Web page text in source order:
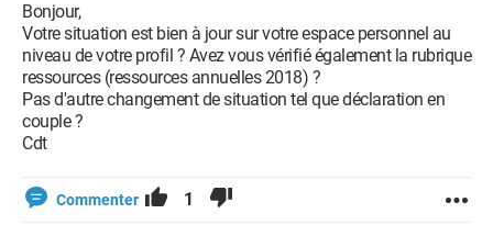
Bonjour,
Votre situation est bien à jour sur votre espace personnel au
niveau de votre profil ? Avez vous vérifié également la rubrique
ressources (ressources annuelles 2018) ?
Pas d'autre changement de situation tel que déclaration en
couple ?
Cdt
Commenter 1